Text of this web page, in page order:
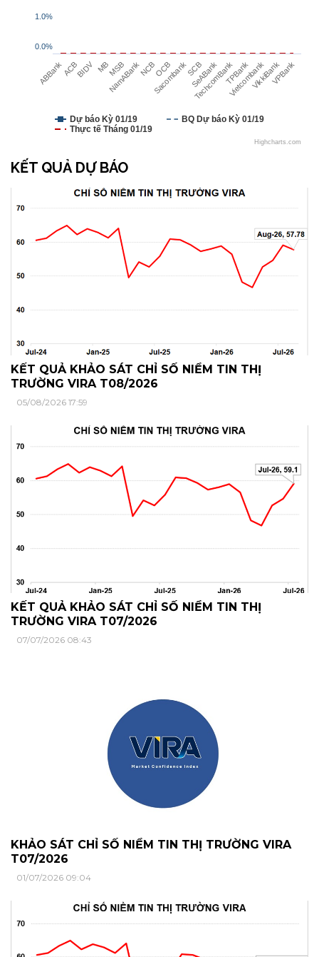
ABBankACBBIDV MBMSB
NamABankNCBOCB
SacombankSCB
SeABank
TechcomBankTPBank
VietcombankVikkiBankVPBank
Dự báo Kỳ 01/19
BQ Dự báo Kỳ 01/19
Thực tế Tháng 01/19
0.0%
1.0%
Highcharts.com
KẾT QUẢ DỰ BÁO
KẾT QUẢ KHẢO SÁT CHỈ SỐ NIỀM TIN THỊ
TRƯỜNG VIRA T08/2026
05/08/2026 17:59
KẾT QUẢ KHẢO SÁT CHỈ SỐ NIỀM TIN THỊ
TRƯỜNG VIRA T07/2026
07/07/2026 08:43
KHẢO SÁT CHỈ SỐ NIỀM TIN THỊ TRƯỜNG VIRA
T07/2026
01/07/2026 09:04